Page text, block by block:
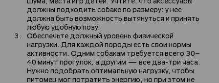
должны подходить собаке по размеру: у нее
должна быть возможность вытянуться и принять
любую удобную позу.
Обеспечьте должный уровень физической
нагрузки. Для каждой породы есть свои нормы
активности. Одним собакам требуется всего 30–
40 минут прогулок, а другим — все два-три часа.
Нужно подобрать оптимальную нагрузку, чтобы
питомец мог потратить энергию, но при этом не